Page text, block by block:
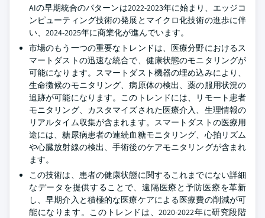
AIの早期統合のパターンは2022-2023年に始まり、エッジコ
ンピューティング技術の発展とマイクロ化技術の進歩に伴
い、2024-2025年に商業化が進んでいます。
市場のもう一つの重要なトレンドは、医療分野におけるス
マートダストの迅速な統合で、健康状態のモニタリングが
可能になります。スマートダスト機器の埋め込みにより、
生命徴候のモニタリング、病原体の検出、薬の服用状況の
追跡が可能になります。このトレンドには、リモート患者
モニタリング、カスタマイズされた医療介入、生理情報の
リアルタイム収集が含まれます。スマートダストの医療用
途には、糖尿病患者の連続血糖モニタリング、心拍リズム
や心臓放射線の検出、手術後のケアモニタリングが含まれ
ます。
この技術は、患者の健康状態に関するこれまでにない詳細
なデータを提供することで、遠隔医療と予防医療を革新
し、早期介入と積極的な医療ケアによる医療費の削減が可
能になります。このトレンドは、2020-2022年に研究段階